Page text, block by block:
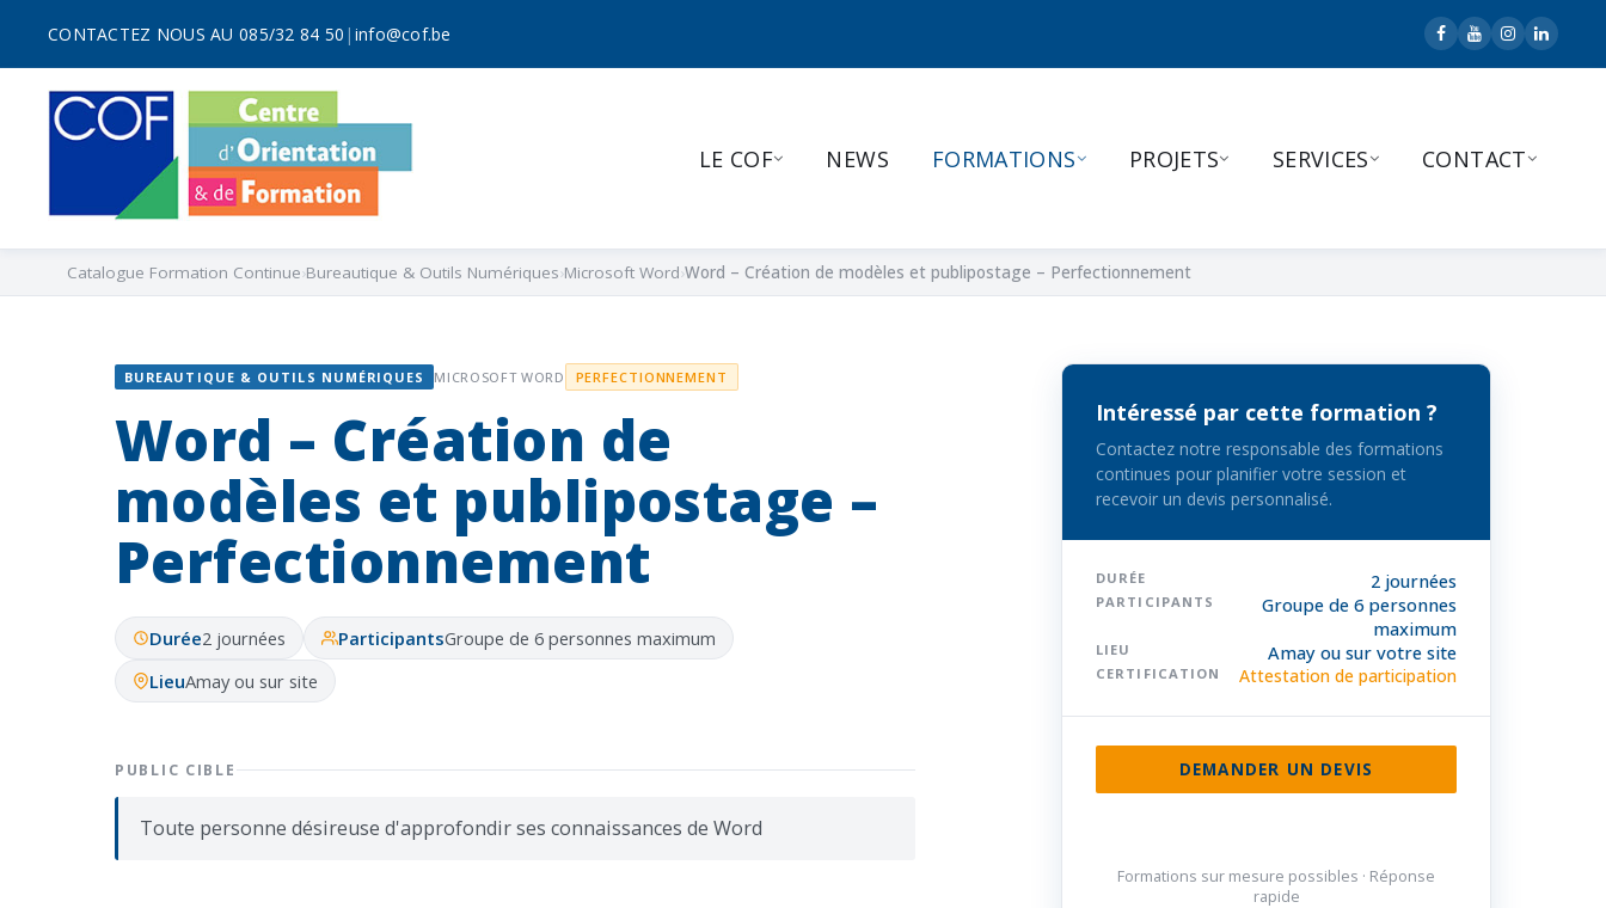
CONTACTEZ NOUS AU 085/32 84 50 | info@cof.be
LE COF NEWS FORMATIONS PROJETS SERVICES CONTACT
Catalogue Formation Continue Bureautique & Outils Numériques Microsoft Word Word – Création de modèles et publipostage – Perfectionnement
BUREAUTIQUE & OUTILS NUMÉRIQUES MICROSOFT WORD PERFECTIONNEMENT
Word – Création de
modèles et publipostage –
Perfectionnement
Durée2 journées ParticipantsGroupe de 6 personnes maximum
LieuAmay ou sur site
PUBLIC CIBLE
Toute personne désireuse d'approfondir ses connaissances de Word
Intéressé par cette formation ?
Contactez notre responsable des formations
continues pour planifier votre session et
recevoir un devis personnalisé.
DURÉE 2 journées
PARTICIPANTS
Groupe de 6 personnes
maximum
LIEU Amay ou sur votre site
CERTIFICATION Attestation de participation
DEMANDER UN DEVIS
Formations sur mesure possibles · Réponse
rapide